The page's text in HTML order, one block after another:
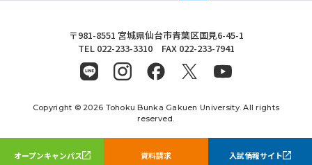
オープンキャンパス 資料請求 入試情報サイト
東北文化学園大学
〒981-8551 宮城県仙台市青葉区国見6-45-1
TEL 022-233-3310 FAX 022-233-7941
Copyright © 2026 Tohoku Bunka Gakuen University. All rights
reserved.